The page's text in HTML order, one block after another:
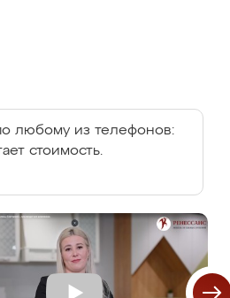
любому из телефонов:
стоимость.